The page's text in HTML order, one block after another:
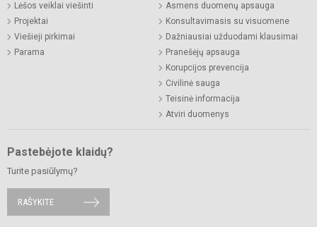
Lėšos veiklai viešinti
Projektai
Viešieji pirkimai
Parama
Asmens duomenų apsauga
Konsultavimasis su visuomene
Dažniausiai užduodami klausimai
Pranešėjų apsauga
Korupcijos prevencija
Civilinė sauga
Teisinė informacija
Atviri duomenys
Pastebėjote klaidų?
Turite pasiūlymų?
RAŠYKITE